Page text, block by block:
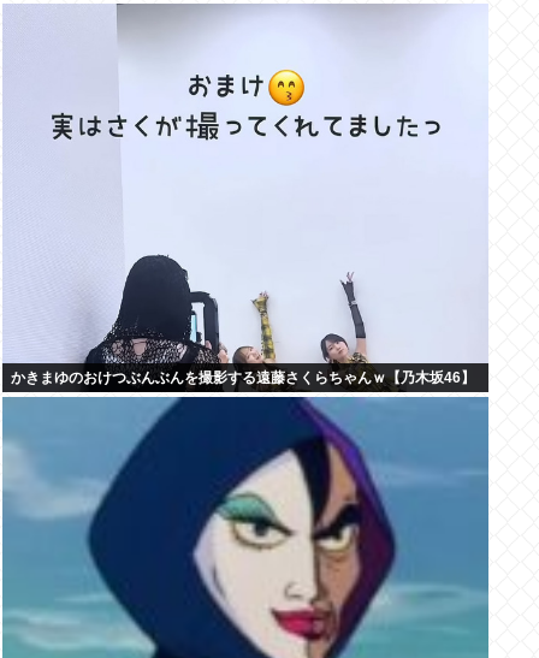
かきまゆのおけつぶんぶんを撮影する遠藤さくらちゃんｗ【乃木坂46】